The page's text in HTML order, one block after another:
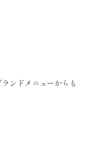
ンドメニューからも